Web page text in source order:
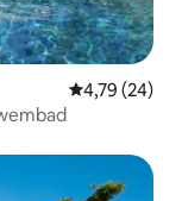
Gemiddelde
4,79 (24)